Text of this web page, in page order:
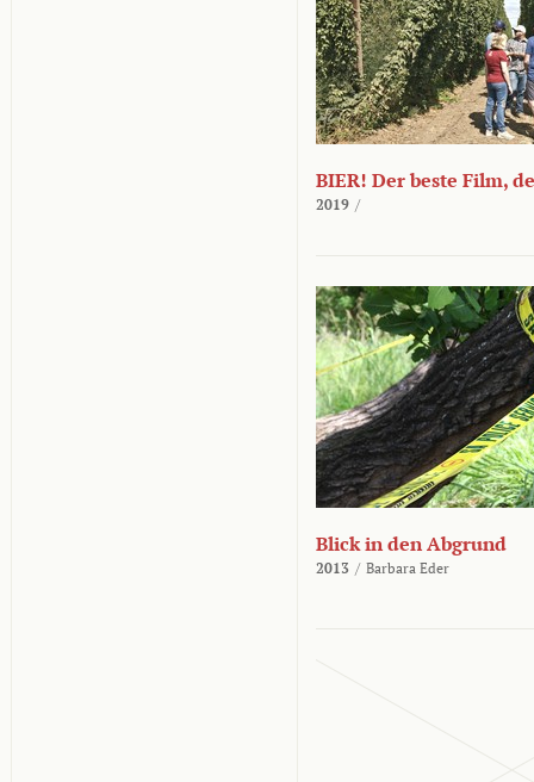
BIER! Der beste Film,
2019 /
Blick in den Abgrund
2013 / Barbara Eder